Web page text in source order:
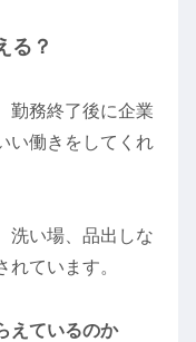
る？
勤務終了後に企業
い働きをしてくれ
洗い場、品出しな
ています。
えているのか